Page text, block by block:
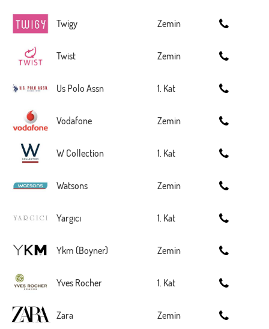
Twigy Zemin
Twist Zemin
Us Polo Assn 1. Kat
Vodafone Zemin
W Collection 1. Kat
Watsons Zemin
Yargıcı 1. Kat
Ykm (Boyner) Zemin
Yves Rocher 1. Kat
Zara Zemin